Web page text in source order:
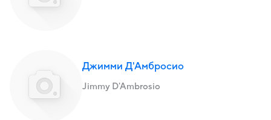
Джимми Д'Амбросио
Jimmy D'Ambrosio